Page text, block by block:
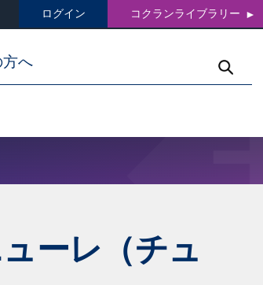
ログイン コクランライブラリー
へ
ーレ（チュ